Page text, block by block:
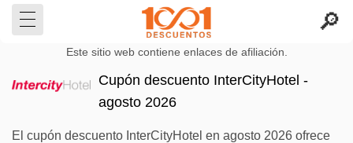
Este sitio web contiene enlaces de afiliación.
Cupón descuento InterCityHotel -
agosto 2026
El cupón descuento InterCityHotel en agosto 2026 ofrece